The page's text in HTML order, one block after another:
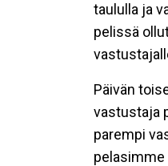
taululla ja
pelissä
Päivän
vastustaja
parempi
pelasimme